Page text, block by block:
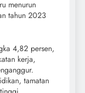
menurun
tahun 2023
4,82 persen,
kerja,
tamatan